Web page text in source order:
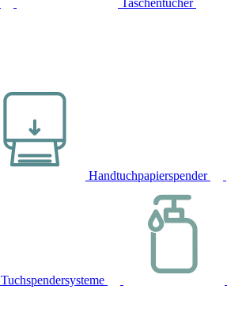
Handtuchpapierspender
Tuchspendersysteme